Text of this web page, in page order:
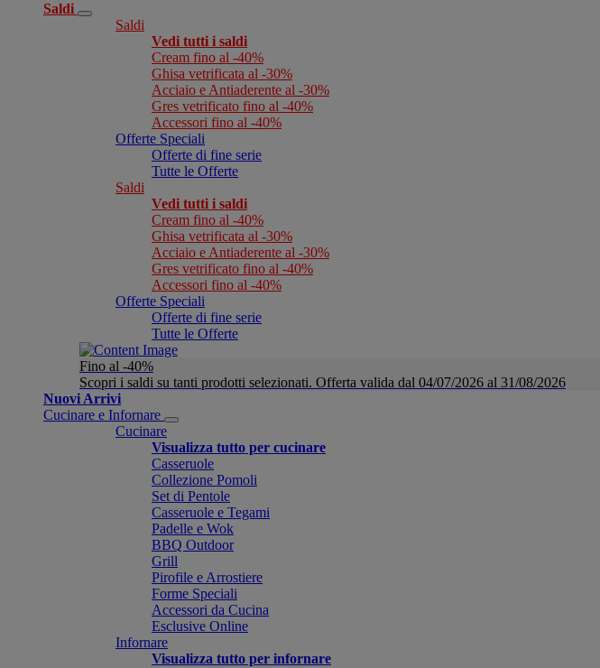
Saldi
Saldi
Vedi tutti i saldi
Cream fino al -40%
Ghisa vetrificata al -30%
Acciaio e Antiaderente al -30%
Gres vetrificato fino al -40%
Accessori fino al -40%
Offerte Speciali
Offerte di fine serie
Tutte le Offerte
Saldi
Vedi tutti i saldi
Cream fino al -40%
Ghisa vetrificata al -30%
Acciaio e Antiaderente al -30%
Gres vetrificato fino al -40%
Accessori fino al -40%
Offerte Speciali
Offerte di fine serie
Tutte le Offerte
Fino al -40%
Scopri i saldi su tanti prodotti selezionati. Offerta valida dal 04/07/2026 al 31/08/2026
Nuovi Arrivi
Cucinare e Infornare
Cucinare
Visualizza tutto per cucinare
Casseruole
Collezione Pomoli
Set di Pentole
Casseruole e Tegami
Padelle e Wok
BBQ Outdoor
Grill
Pirofile e Arrostiere
Forme Speciali
Accessori da Cucina
Esclusive Online
Infornare
Visualizza tutto per infornare